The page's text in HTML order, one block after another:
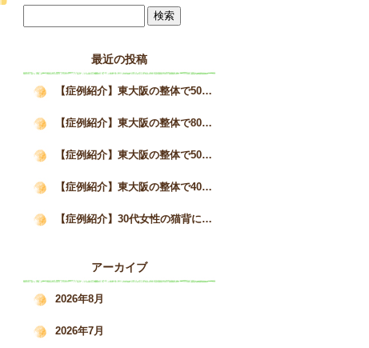
最近の投稿
【症例紹介】東大阪の整体で50代女性の巻き肩と疲労感が改善した施術事例｜姿勢矯正院スタイルケア
【症例紹介】東大阪の整体で80代男性の猫背を改善へ｜高齢者の姿勢改善と身体の変化｜姿勢矯正院スタイルケア
【症例紹介】東大阪の整体で50代女性の猫背と自律神経の不調が3か月で改善した事例｜姿勢矯正院スタイルケア
【症例紹介】東大阪の整体で40代女性の猫背・巻き肩を改善｜慢性的な肩こりと疲労感の変化｜姿勢矯正院スタイルケア
【症例紹介】30代女性の猫背による肩こり・腰痛を根本改善した施術事例｜姿勢矯正院スタイルケア
アーカイブ
2026年8月
2026年7月